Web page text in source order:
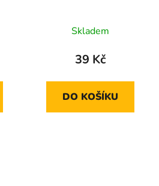
Skladem
39 Kč
DO KOŠÍKU